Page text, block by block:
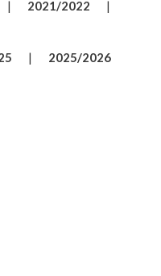
| 2021/2022 |
| 2025/2026